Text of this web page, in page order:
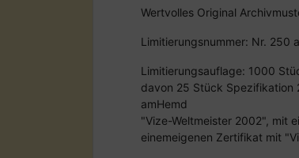
Wertvolles Original
Limitierungsnummer: Nr. 250
Limitierungsauflage: 1000
davon 25 Stück Spezifikation
amHemd
"Vize-Weltmeister 2002", mit
einemeigenen Zertifikat mit